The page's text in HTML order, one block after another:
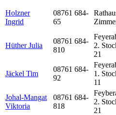
Holzner
Ingrid
08761 684-
65
Hüther Julia
08761 684-
810
2.
21
Jäckel Tim
08761 684-
92
1.
11
Johal-Mangat
Viktoria
08761 684-
818
2.
21